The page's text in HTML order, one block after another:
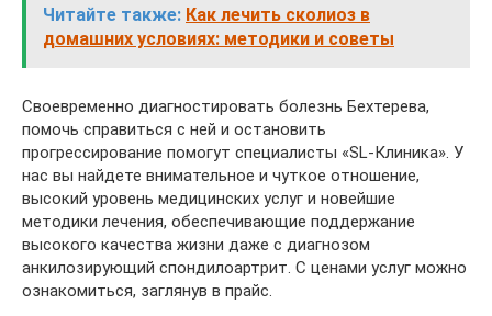
Читайте также: Как лечить сколиоз в
домашних условиях: методики и советы
Своевременно диагностировать болезнь Бехтерева,
помочь справиться с ней и остановить
прогрессирование помогут специалисты «SL-Клиника». У
нас вы найдете внимательное и чуткое отношение,
высокий уровень медицинских услуг и новейшие
методики лечения, обеспечивающие поддержание
высокого качества жизни даже с диагнозом
анкилозирующий спондилоартрит. С ценами услуг можно
ознакомиться, заглянув в прайс.